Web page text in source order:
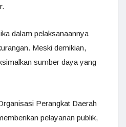
dalam pelaksanaannya
Meski demikian,
sumber daya yang
Perangkat Daerah
pelayanan publik,